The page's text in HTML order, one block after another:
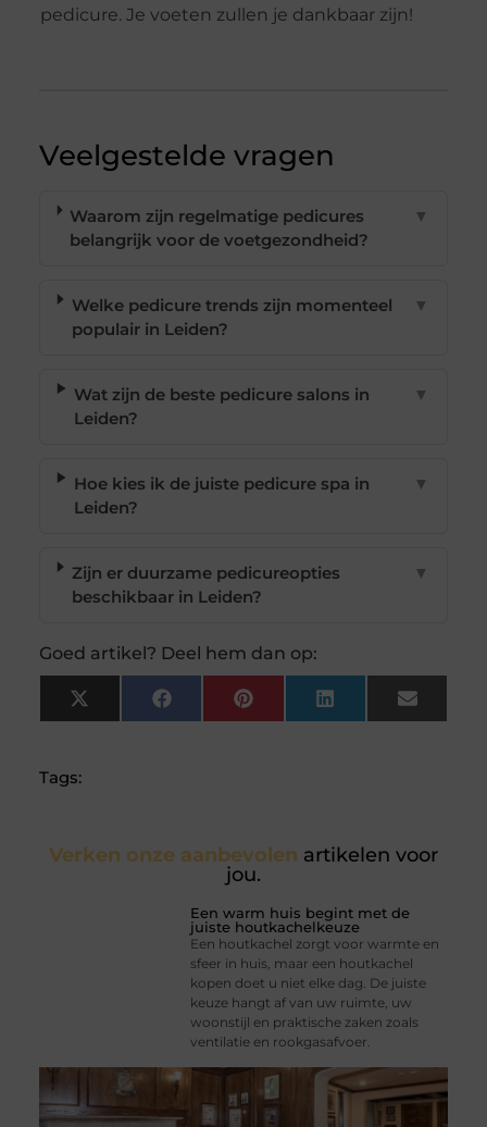
pedicure. Je voeten zullen je dankbaar zijn!
Veelgestelde vragen
Waarom zijn regelmatige pedicures
belangrijk voor de voetgezondheid?
▼
Welke pedicure trends zijn momenteel
populair in Leiden?
▼
Wat zijn de beste pedicure salons in
Leiden?
▼
Hoe kies ik de juiste pedicure spa in
Leiden?
▼
Zijn er duurzame pedicureopties
beschikbaar in Leiden?
▼
Goed artikel? Deel hem dan op:
X
(Twitter)
FacebookPinterest LinkedIn Email
Tags:
Verken onze aanbevolen artikelen voor
jou.
Een warm huis begint met de
juiste houtkachelkeuze
Een houtkachel zorgt voor warmte en
sfeer in huis, maar een houtkachel
kopen doet u niet elke dag. De juiste
keuze hangt af van uw ruimte, uw
woonstijl en praktische zaken zoals
ventilatie en rookgasafvoer.